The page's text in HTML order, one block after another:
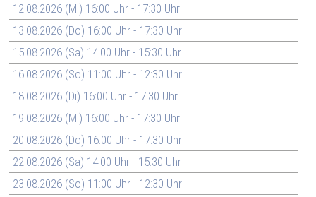
12.08.2026 (Mi) 16:00 Uhr - 17:30 Uhr
13.08.2026 (Do) 16:00 Uhr - 17:30 Uhr
15.08.2026 (Sa) 14:00 Uhr - 15:30 Uhr
16.08.2026 (So) 11:00 Uhr - 12:30 Uhr
18.08.2026 (Di) 16:00 Uhr - 17:30 Uhr
19.08.2026 (Mi) 16:00 Uhr - 17:30 Uhr
20.08.2026 (Do) 16:00 Uhr - 17:30 Uhr
22.08.2026 (Sa) 14:00 Uhr - 15:30 Uhr
23.08.2026 (So) 11:00 Uhr - 12:30 Uhr